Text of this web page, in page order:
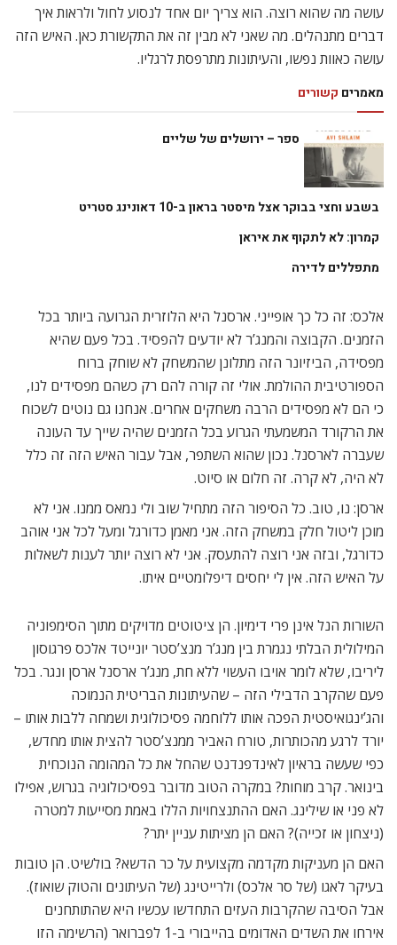
עושה מה שהוא רוצה. הוא צריך יום אחד לנסוע לחול ולראות איך
דברים מתנהלים. מה שאני לא מבין זה את התקשורת כאן. האיש הזה
עושה כאוות נפשו, והעיתונות מתרפסת לרגליו.
מאמרים קשורים
ספר – ירושלים של שליים
בשבע וחצי בבוקר אצל מיסטר בראון ב-10 דאונינג סטריט
קמרון: לא לתקוף את איראן
מתפללים לדירה
אלכס: זה כל כך אופייני. ארסנל היא הלוזרית הגרועה ביותר בכל
הזמנים. הקבוצה והמנג’ר לא יודעים להפסיד. בכל פעם שהיא
מפסידה, הביזיונר הזה מתלונן שהמשחק לא שוחק ברוח
הספורטיבית ההולמת. אולי זה קורה להם רק כשהם מפסידים לנו,
כי הם לא מפסידים הרבה משחקים אחרים. אנחנו גם נוטים לשכוח
את הרקורד המשמעתי הגרוע בכל הזמנים שהיה שייך עד העונה
שעברה לארסנל. נכון שהוא השתפר, אבל עבור האיש הזה זה כלל
לא היה, לא קרה. זה חלום או סיוט.
ארסן: נו, טוב. כל הסיפור הזה מתחיל שוב ולי נמאס ממנו. אני לא
מוכן ליטול חלק במשחק הזה. אני מאמן כדורגל ומעל לכל אני אוהב
כדורגל, ובזה אני רוצה להתעסק. אני לא רוצה יותר לענות לשאלות
על האיש הזה. אין לי יחסים דיפלומטיים איתו.
השורות הנל אינן פרי דימיון. הן ציטוטים מדויקים מתוך הסימפוניה
המילולית הבלתי נגמרת בין מנג’ר מנצ’סטר יונייטד אלכס פרגוסון
ליריבו, שלא לומר אויבו העשוי ללא חת, מנג’ר ארסנל ארסן ונגר. בכל
פעם שהקרב הדבילי הזה – שהעיתונות הבריטית הנמוכה
והג’ינגואיסטית הפכה אותו ללוחמה פסיכולוגית ושמחה ללבות אותו –
יורד לרגע מהכותרות, טורח האביר ממנצ’סטר להצית אותו מחדש,
כפי שעשה בראיון לאינדפנדנט שהחל את כל המהומה הנוכחית
בינואר. קרב מוחות? במקרה הטוב מדובר בפסיכולוגיה בגרוש, אפילו
לא פני או שילינג. האם ההתנצחויות הללו באמת מסייעות למטרה
(ניצחון או זכייה)? האם הן מציתות עניין יתר?
האם הן מעניקות מקדמה מקצועית על כר הדשא? בולשיט. הן טובות
בעיקר לאגו (של סר אלכס) ולרייטינג (של העיתונים והטוק שואוז).
אבל הסיבה שהקרבות העזים התחדשו עכשיו היא שהתותחנים
אירחו את השדים האדומים בהייבורי ב-1 לפברואר (הרשימה הזו